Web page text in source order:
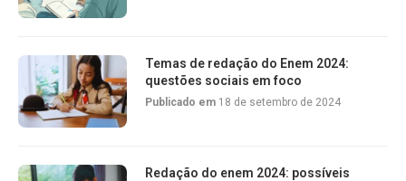
Temas de redação do Enem 2024:
questões sociais em foco
Publicado em 18 de setembro de 2024
Redação do enem 2024: possíveis